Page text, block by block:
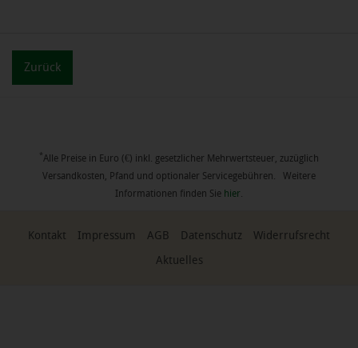
Zurück
* Alle Preise in Euro (€) inkl. gesetzlicher Mehrwertsteuer, zuzüglich
Versandkosten, Pfand und optionaler Servicegebühren. Weitere
Informationen finden Sie hier
Kontakt Impressum AGB Datenschutz
Widerrufsrecht
Aktuelles